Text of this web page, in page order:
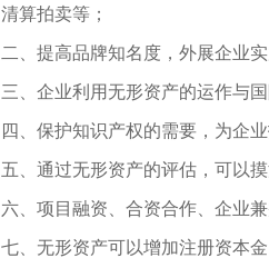
清算拍卖等；
二、提高品牌知名度，外展企业
三、企业利用无形资产的运作与
四、保护知识产权的需要，为企
五、通过无形资产的评估，可以
六、项目融资、合资合作、企业
七、无形资产可以增加注册资本